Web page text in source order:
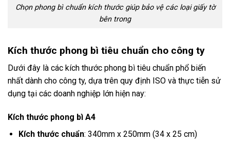
Chọn phong bì chuẩn kích thước giúp bảo vệ các loại giấy tờ
bên trong
Kích thước phong bì tiêu chuẩn cho công ty
Dưới đây là các kích thước phong bì tiêu chuẩn phổ biến
nhất dành cho công ty, dựa trên quy định ISO và thực tiễn sử
dụng tại các doanh nghiệp lớn hiện nay:
Kích thước phong bì A4
Kích thước chuẩn: 340mm x 250mm (34 x 25 cm)